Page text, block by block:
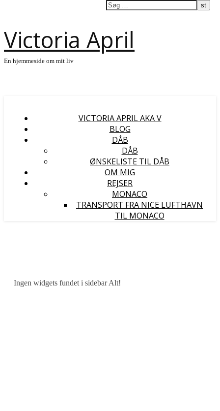
Victoria April
En hjemmeside om mit liv
VICTORIA APRIL AKA V
BLOG
DÅB
DÅB
ØNSKELISTE TIL DÅB
OM MIG
REJSER
MONACO
TRANSPORT FRA NICE LUFTHAVN
TIL MONACO
Ingen widgets fundet i sidebar Alt!